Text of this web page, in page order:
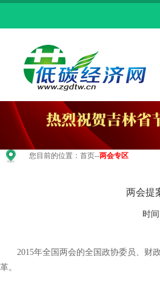
您目前的位置： 首页--两会专区
两会提
时
2015年全国两会的全国政协委员、财政
革。